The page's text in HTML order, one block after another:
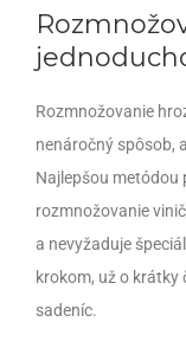
Rozmnožovanie
nenáročný spôsob,
Najlepšou metódou
rozmnožovanie
a nevyžaduje
krokom, už o krátky
sadeníc.